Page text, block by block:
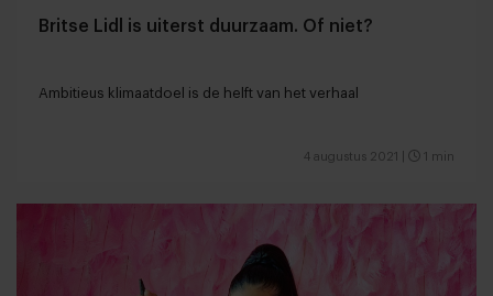
Britse Lidl is uiterst duurzaam. Of niet?
Ambitieus klimaatdoel is de helft van het verhaal
4 augustus 2021 1 min